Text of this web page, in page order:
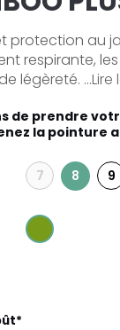
protection au
respirante,
légèreté. ...Lire
de prendre
la pointure
7 8 9